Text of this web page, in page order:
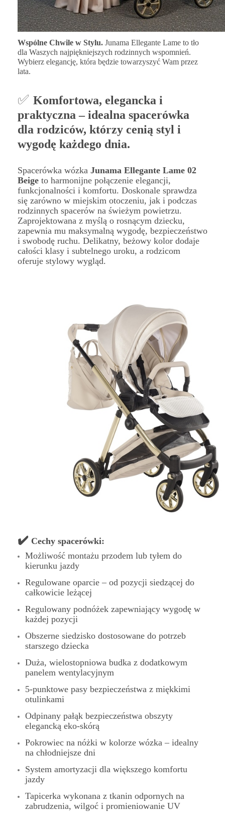
Wspólne Chwile w Stylu. Junama Ellegante Lame to tło
dla Waszych najpiękniejszych rodzinnych wspomnień.
Wybierz elegancję, która będzie towarzyszyć Wam przez
lata.
✅ Komfortowa, elegancka i
praktyczna – idealna spacerówka
dla rodziców, którzy cenią styl i
wygodę każdego dnia.
Spacerówka wózka Junama Ellegante Lame 02
Beige to harmonijne połączenie elegancji,
funkcjonalności i komfortu. Doskonale sprawdza
się zarówno w miejskim otoczeniu, jak i podczas
rodzinnych spacerów na świeżym powietrzu.
Zaprojektowana z myślą o rosnącym dziecku,
zapewnia mu maksymalną wygodę, bezpieczeństwo
i swobodę ruchu. Delikatny, beżowy kolor dodaje
całości klasy i subtelnego uroku, a rodzicom
oferuje stylowy wygląd.
✔️ Cechy spacerówki:
Możliwość montażu przodem lub tyłem do
kierunku jazdy
Regulowane oparcie – od pozycji siedzącej do
całkowicie leżącej
Regulowany podnóżek zapewniający wygodę w
każdej pozycji
Obszerne siedzisko dostosowane do potrzeb
starszego dziecka
Duża, wielostopniowa budka z dodatkowym
panelem wentylacyjnym
5-punktowe pasy bezpieczeństwa z miękkimi
otulinkami
Odpinany pałąk bezpieczeństwa obszyty
elegancką eko-skórą
Pokrowiec na nóżki w kolorze wózka – idealny
na chłodniejsze dni
System amortyzacji dla większego komfortu
jazdy
Tapicerka wykonana z tkanin odpornych na
zabrudzenia, wilgoć i promieniowanie UV